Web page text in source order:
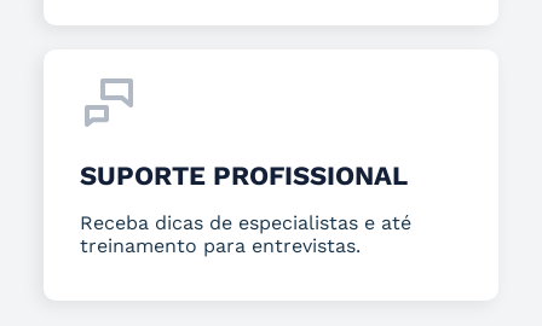
SUPORTE PROFISSIONAL
Receba dicas de especialistas e até
treinamento para entrevistas.